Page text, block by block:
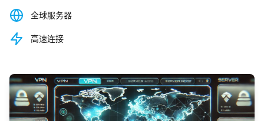
全球服务器
高速连接